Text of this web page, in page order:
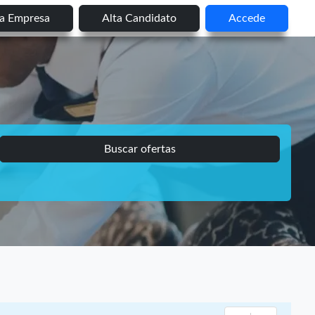
Empresa Alta Candidato Accede
Buscar ofertas